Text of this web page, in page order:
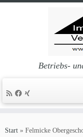
Inhalt
Betriebs-
Start » Felmicke